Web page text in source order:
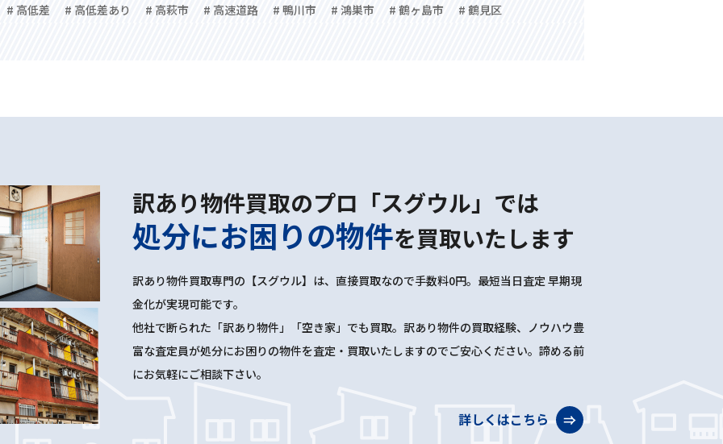
# 高低差 # 高低差あり # 高萩市 # 高速道路 # 鴨川市 # 鴻巣市 # 鶴ヶ島市
# 鶴見区
訳あり物件買取のプロ「スグウル」では
処分にお困りの物件を買取いたします
訳あり物件買取専門の【スグウル】は、直接買取なので手数料0円。最短当日査定 早期現
金化が実現可能です。
他社で断られた「訳あり物件」「空き家」でも買取。訳あり物件の買取経験、ノウハウ豊
富な査定員が処分にお困りの物件を査定・買取いたしますのでご安心ください。諦める前
にお気軽にご相談下さい。
詳しくはこちら